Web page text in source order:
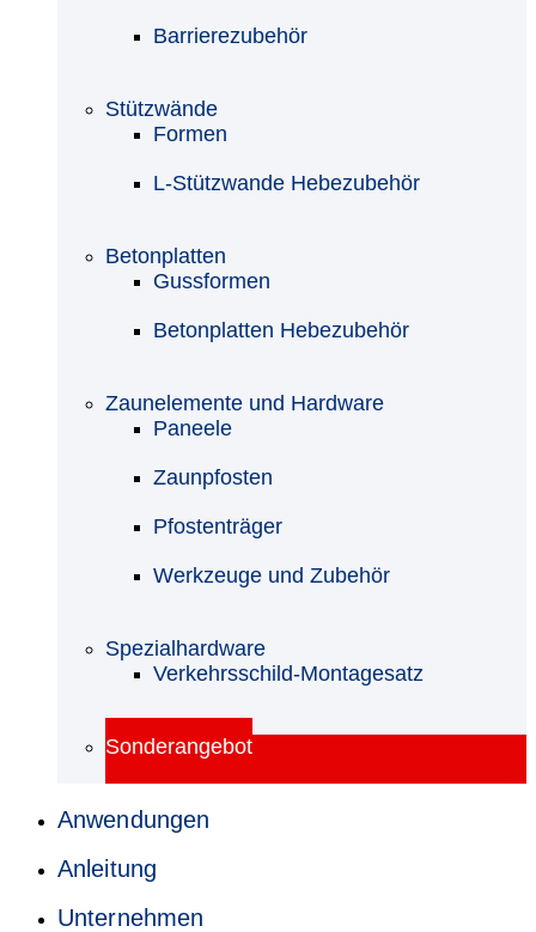
Barrierezubehör
Stützwände
Formen
L-Stützwande Hebezubehör
Betonplatten
Gussformen
Betonplatten Hebezubehör
Zaunelemente und Hardware
Paneele
Zaunpfosten
Pfostenträger
Werkzeuge und Zubehör
Spezialhardware
Verkehrsschild-Montagesatz
Sonderangebot
Anwendungen
Anleitung
Unternehmen